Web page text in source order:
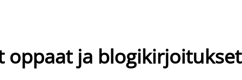
oppaat ja blogikirjoitukset